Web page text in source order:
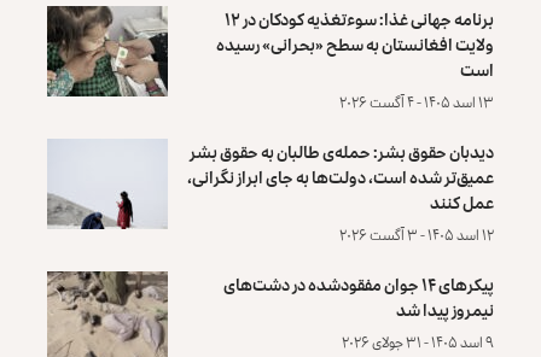
برنامه جهانی غذا: سوءتغذیه کودکان در ۱۲
ولایت افغانستان به سطح «بحرانی» رسیده
است
۱۳ اسد ۱۴۰۵ - ۴ آگست ۲۰۲۶
دیدبان حقوق بشر: حمله‌ی طالبان به حقوق بشر
عمیق‌تر شده است، دولت‌ها به جای ابراز نگرانی،
عمل کنند
۱۲ اسد ۱۴۰۵ - ۳ آگست ۲۰۲۶
پیکرهای ۱۴ جوان مفقودشده در دشت‌های
نیمروز پیدا شد
۹ اسد ۱۴۰۵ - ۳۱ جولای ۲۰۲۶